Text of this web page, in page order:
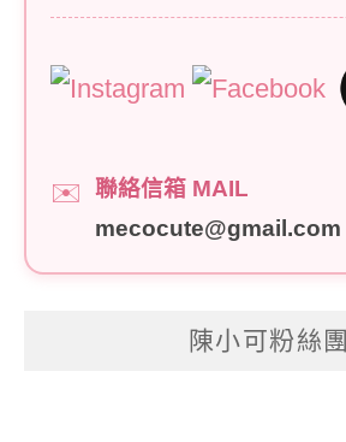
✉️
聯絡信箱 MAIL
mecocute@gmail.com
陳小可粉絲團